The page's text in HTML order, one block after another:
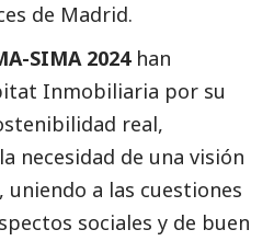
de Madrid.
SIMA 2024han
Inmobiliaria por su
real,
necesidad de una visión
a las cuestiones
sociales y de buen